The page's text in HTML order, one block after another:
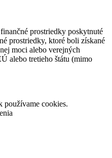
prostriedky poskytnuté
prostriedky, ktoré boli získané
moci alebo verejných
alebo tretieho štátu (mimo
používame cookies.